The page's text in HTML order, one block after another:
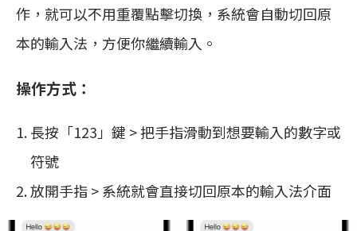
作，就可以不用重覆點擊切換，系統會自動切回原
本的輸入法，方便你繼續輸入。
操作方式：
長按「123」鍵 > 把手指滑動到想要輸入的數字或
符號
放開手指 > 系統就會直接切回原本的輸入法介面